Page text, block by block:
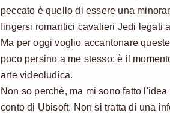
peccato è quello di essere una
fingersi romantici cavalieri Jedi legati
Ma per oggi voglio accantonare
poco persino a me stesso: è il
arte videoludica.
Non so perché, ma mi sono fatto
conto di Ubisoft. Non si tratta di una